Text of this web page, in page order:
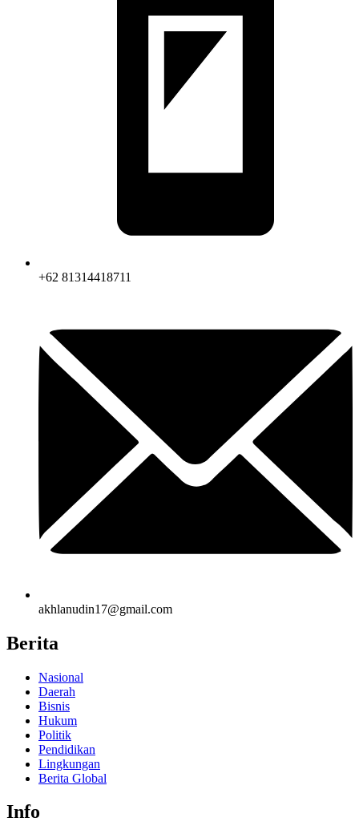
+62 81314418711
akhlanudin17@gmail.com
Berita
Nasional
Daerah
Bisnis
Hukum
Politik
Pendidikan
Lingkungan
Berita Global
Info